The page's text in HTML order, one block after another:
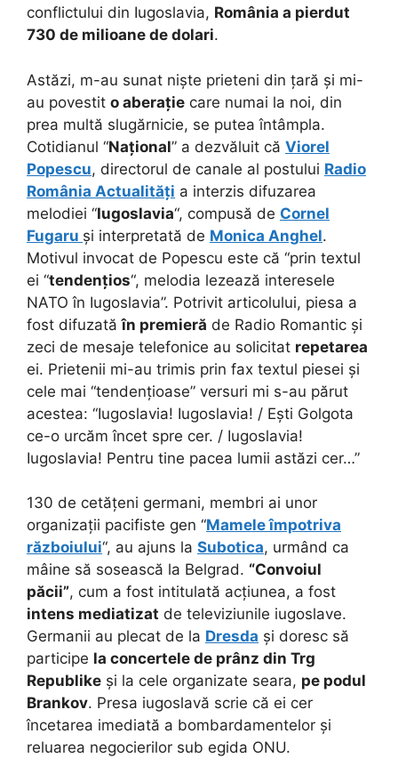
conflictului din Iugoslavia, România a pierdut
730 de milioane de dolari.
Astăzi, m-au sunat niște prieteni din țară și mi-
au povestit o aberație care numai la noi, din
prea multă slugărnicie, se putea întâmpla.
Cotidianul “Național” a dezvăluit că Viorel
Popescu, directorul de canale al postului Radio
România Actualități a interzis difuzarea
melodiei “Iugoslavia“, compusă de Cornel
Fugaru și interpretată de Monica Anghel.
Motivul invocat de Popescu este că “prin textul
ei “tendențios“, melodia lezează interesele
NATO în Iugoslavia”. Potrivit articolului, piesa a
fost difuzatăîn premieră de Radio Romantic și
zeci de mesaje telefonice au solicitat repetarea
ei. Prietenii mi-au trimis prin fax textul piesei și
cele mai “tendențioase” versuri mi s-au părut
acestea: “Iugoslavia! Iugoslavia! / Ești Golgota
ce-o urcăm încet spre cer. / Iugoslavia!
Iugoslavia! Pentru tine pacea lumii astăzi cer…”
130 de cetățeni germani, membri ai unor
organizații pacifiste gen “Mamele împotriva
războiului“, au ajuns la Subotica, urmând ca
mâine să sosească la Belgrad. “Convoiul
păcii”, cum a fost intitulată acțiunea, a fost
intens mediatizat de televiziunile iugoslave.
Germanii au plecat de la Dresda și doresc să
participe la concertele de prânz din Trg
Republike și la cele organizate seara, pe podul
Brankov. Presa iugoslavă scrie că ei cer
încetarea imediată a bombardamentelor și
reluarea negocierilor sub egida ONU.